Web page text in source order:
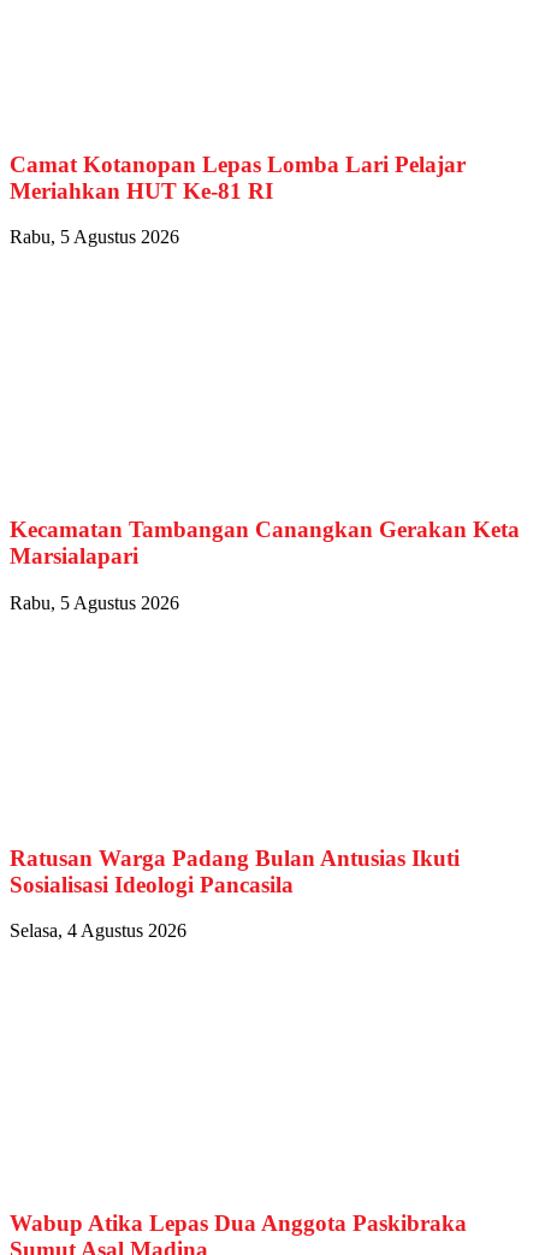
Camat Kotanopan Lepas Lomba Lari Pelajar
Meriahkan HUT Ke-81 RI
Rabu, 5 Agustus 2026
Kecamatan Tambangan Canangkan Gerakan Keta
Marsialapari
Rabu, 5 Agustus 2026
Ratusan Warga Padang Bulan Antusias Ikuti
Sosialisasi Ideologi Pancasila
Selasa, 4 Agustus 2026
Wabup Atika Lepas Dua Anggota Paskibraka
Sumut Asal Madina